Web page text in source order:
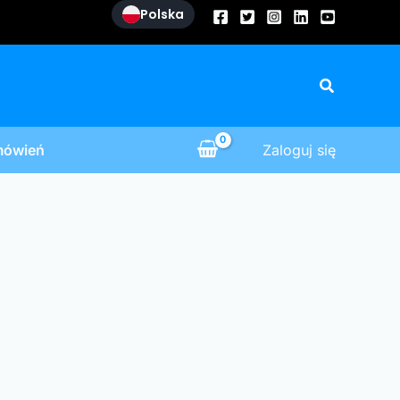
Polska
Szukaj
Zaloguj się